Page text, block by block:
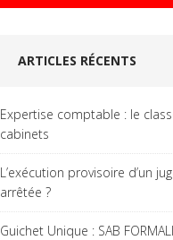
ARTICLES RÉCENTS
Expertise comptable : le
cabinets
L’exécution provisoire d’un
arrêtée ?
Guichet Unique : SAB